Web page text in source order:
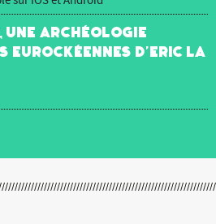
une archéologie
Eurockéennes d’Eric La